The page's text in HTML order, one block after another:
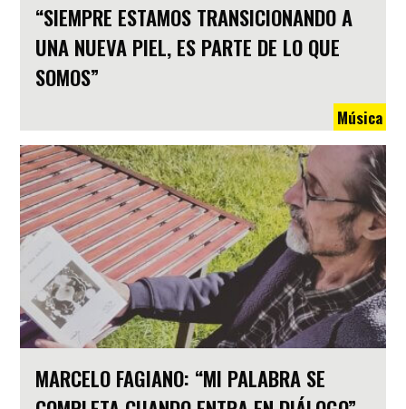
“SIEMPRE ESTAMOS TRANSICIONANDO A
UNA NUEVA PIEL, ES PARTE DE LO QUE
SOMOS”
Música
MARCELO FAGIANO: “MI PALABRA SE